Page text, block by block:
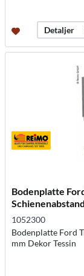
Detaljer
Bodenplatte
1052300
Bodenplatte Ford
mm Dekor Tessin